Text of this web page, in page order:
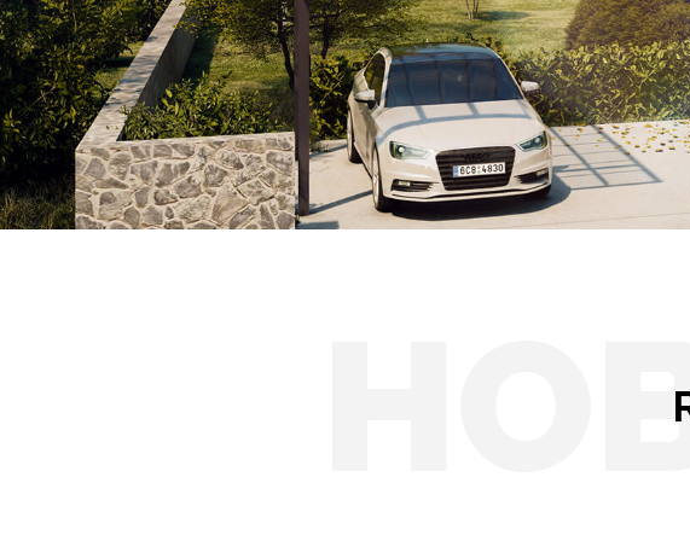
Autobusové zastávky
Solární přístřešky pro auto